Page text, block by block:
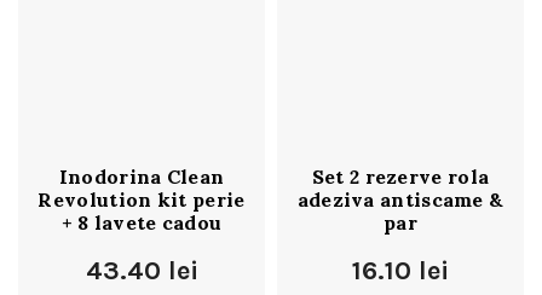
Inodorina Clean
Revolution kit perie
+ 8 lavete cadou
43.40 lei
Set 2 rezerve rola
adeziva antiscame &
par
16.10 lei